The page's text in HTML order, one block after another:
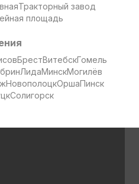
Тракторный завод
площадь
БрестВитебскГомель
ЛидаМинскМогилёв
НовополоцкОршаПинск
Солигорск